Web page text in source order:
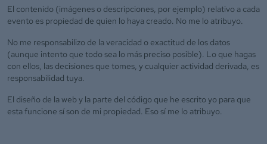
El contenido (imágenes o descripciones, por ejemplo) relativo a cada
evento es propiedad de quien lo haya creado. No me lo atribuyo.
No me responsabilizo de la veracidad o exactitud de los datos
(aunque intento que todo sea lo más preciso posible). Lo que hagas
con ellos, las decisiones que tomes, y cualquier actividad derivada, es
responsabilidad tuya.
El diseño de la web y la parte del código que he escrito yo para que
esta funcione sí son de mi propiedad. Eso sí me lo atribuyo.